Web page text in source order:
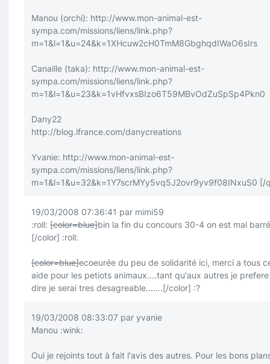
Manou (orchi): http://www.mon-animal-est-
sympa.com/missions/liens/link.php?
m=1&l=1&u=24&k=1XHcuw2cH0TmM8GbghqdIWaO6sIrs
Canaille (taka): http://www.mon-animal-est-
sympa.com/missions/liens/link.php?
m=1&l=1&u=23&k=1vHfvxsBIzo6T59MBvOdZuSpSp4Pkn0
Dany22
http://blog.ifrance.com/danycreations
Yvanie: http://www.mon-animal-est-
sympa.com/missions/liens/link.php?
m=1&l=1&u=32&k=1Y7scrMYy5vq5J2ovr9yv9f08INxuS0 [/
19/03/2008 07:36:41 par mimi59
:roll: [color=blue]bin la fin du concours 30-4 on est mal barré
[/color] :roll:
[color=blue]ecoeurée du peu de solidarité ici, merci a tous
aide pour les petiots animaux....tant qu'aux autres je
dire je serai tres desagreable.......[/color] :?
19/03/2008 08:33:07 par yvanie
Manou :wink:
Oui je rejoints tout à fait l'avis des autres. Pour les bons